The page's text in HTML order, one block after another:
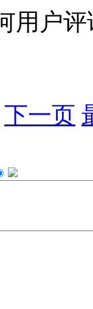
用户评
下一页